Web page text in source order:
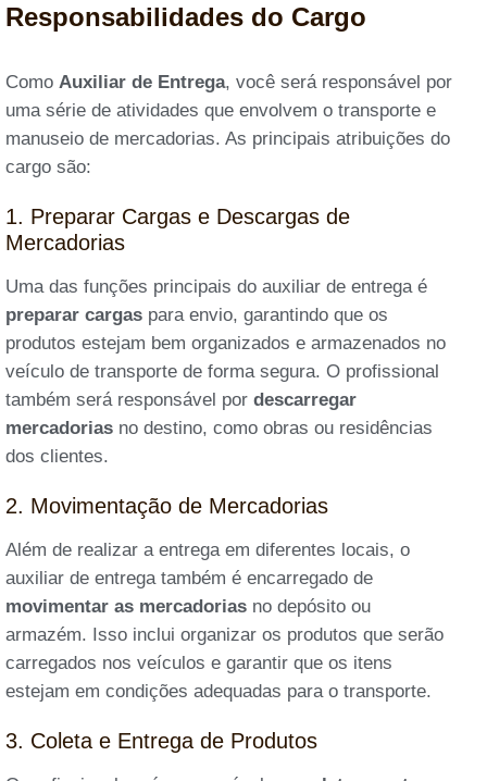
Responsabilidades do Cargo
Como Auxiliar de Entrega, você será responsável por
uma série de atividades que envolvem o transporte e
manuseio de mercadorias. As principais atribuições do
cargo são:
1. Preparar Cargas e Descargas de
Mercadorias
Uma das funções principais do auxiliar de entrega é
preparar cargas para envio, garantindo que os
produtos estejam bem organizados e armazenados no
veículo de transporte de forma segura. O profissional
também será responsável por descarregar
mercadorias no destino, como obras ou residências
dos clientes.
2. Movimentação de Mercadorias
Além de realizar a entrega em diferentes locais, o
auxiliar de entrega também é encarregado de
movimentar as mercadorias no depósito ou
armazém. Isso inclui organizar os produtos que serão
carregados nos veículos e garantir que os itens
estejam em condições adequadas para o transporte.
3. Coleta e Entrega de Produtos